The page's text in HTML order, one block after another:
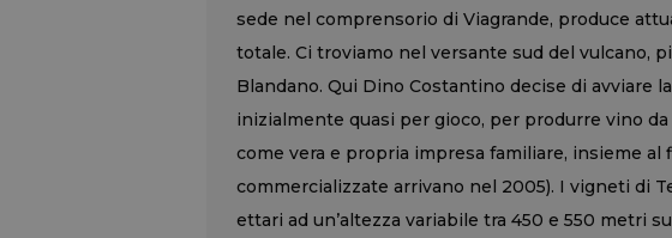
sede nel comprensorio di Viagrande, produce
totale. Ci troviamo nel versante sud del vulcano,
Blandano. Qui Dino Costantino decise di avviare
inizialmente quasi per gioco, per produrre vino
come vera e propria impresa familiare, insieme
commercializzate arrivano nel 2005). I vigneti di
ettari ad un’altezza variabile tra 450 e 550 metri